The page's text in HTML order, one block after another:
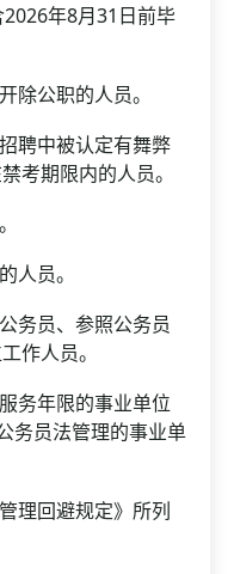
年8月31日前毕
公职的人员。
中被认定有舞弊
考期限内的人员。
员。
员、参照公务员
作人员。
年限的事业单位
务员法管理的事业单
回避规定》所列